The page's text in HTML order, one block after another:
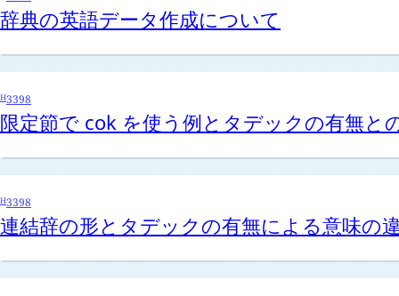
辞典の英語データ作成について
H3398
限定節で cok を使う例とタデックの有無と
H3398
連結辞の形とタデックの有無による意味の